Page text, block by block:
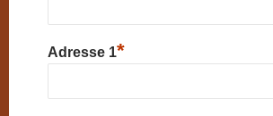
Adresse 1*